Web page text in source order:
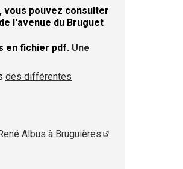
vous pouvez consulter
l'avenue du Bruguet
onglet)
en fichier pdf. Une
des différentes
un nouvel onglet)
Albus à Bruguières